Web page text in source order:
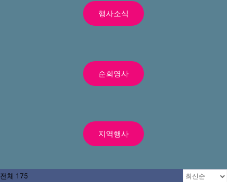
행사소식
순회영사
지역행사
전체 175